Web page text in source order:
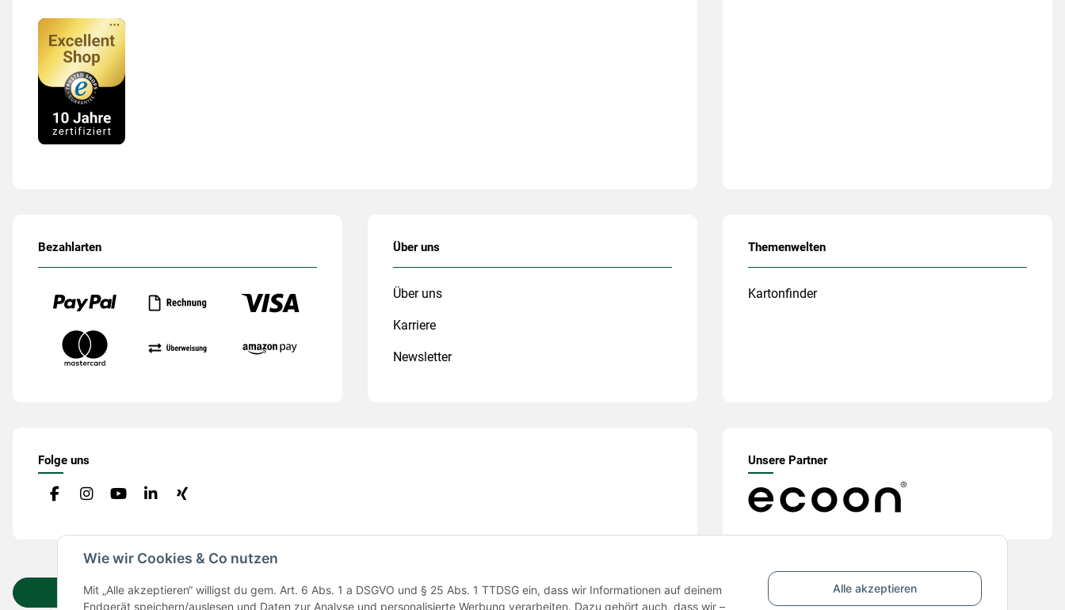
Alle akzeptieren
Wie wir Cookies & Co nutzen
Mit „Alle akzeptieren“ willigst du gem. Art. 6 Abs. 1 a DSGVO und § 25 Abs. 1 TTDSG ein, dass wir Informationen auf deinem
Endgerät speichern/auslesen und Daten zur Analyse und personalisierte Werbung verarbeiten. Dazu gehört auch, dass wir –
Bezahlarten Über uns
Über uns
Karriere
Newsletter
Themenwelten
Kartonfinder
Folge uns Unsere Partner
Vertrag widerrufen